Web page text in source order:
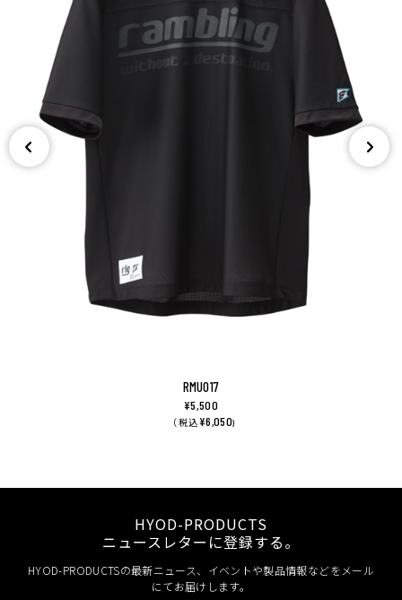
RMU017
¥5,500
（ 税込¥6,050)
HYOD-PRODUCTS
ニュースレターに登録する。
HYOD-PRODUCTSの最新ニュース、イベントや製品情報などをメール
にてお届けします。